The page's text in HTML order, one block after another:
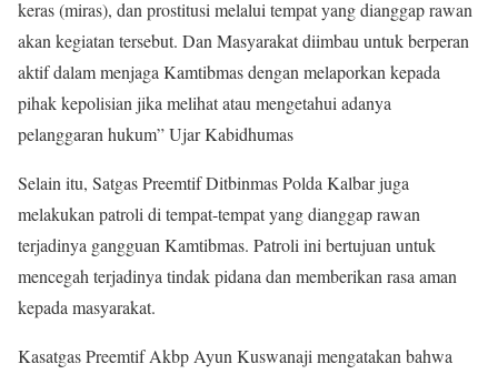
keras (miras), dan prostitusi melalui tempat yang dianggap rawan
akan kegiatan tersebut. Dan Masyarakat diimbau untuk berperan
aktif dalam menjaga Kamtibmas dengan melaporkan kepada
pihak kepolisian jika melihat atau mengetahui adanya
pelanggaran hukum” Ujar Kabidhumas
Selain itu, Satgas Preemtif Ditbinmas Polda Kalbar juga
melakukan patroli di tempat-tempat yang dianggap rawan
terjadinya gangguan Kamtibmas. Patroli ini bertujuan untuk
mencegah terjadinya tindak pidana dan memberikan rasa aman
kepada masyarakat.
Kasatgas Preemtif Akbp Ayun Kuswanaji mengatakan bahwa